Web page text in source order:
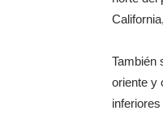
También
oriente y